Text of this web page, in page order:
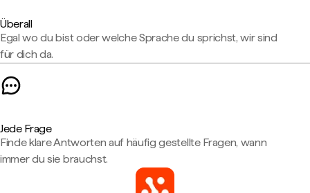
Überall
Egal wo du bist oder welche Sprache du sprichst, wir sind
für dich da.
Jede Frage
Finde klare Antworten auf häufig gestellte Fragen, wann
immer du sie brauchst.